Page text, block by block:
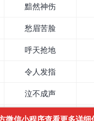
黯然神伤
愁眉苦脸
呼天抢地
令人发指
泣不成声
无精打采
微信小程序查看更多详细